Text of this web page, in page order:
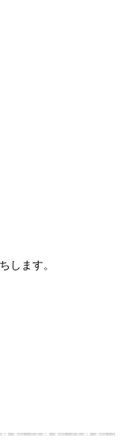
します。